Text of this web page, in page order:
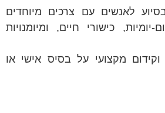
לאנשים עם צרכים מיוחדים
יומיות, כישורי חיים, ומיומנויות
וקידום מקצועי על בסיס אישי או